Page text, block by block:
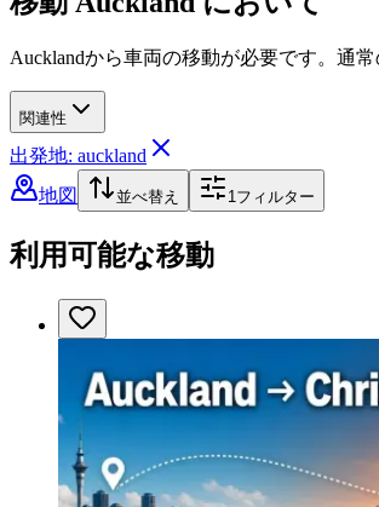
Aucklandから車両の移動が必要です。通
関連性
出発地: auckland
地図
並べ替え 1フィルター
利用可能な移動